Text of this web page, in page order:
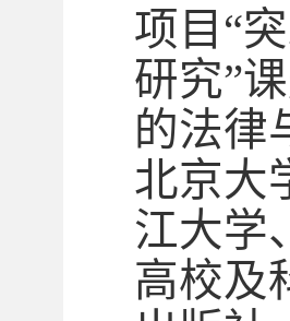
项目“
研究”
的法律
北京大
江大学
高校及